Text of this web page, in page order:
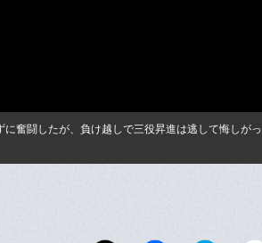
奮闘したが、負け越しで三役昇進は逃して悔しがっ